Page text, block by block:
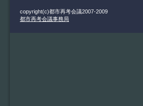
copyright(c)都市再考会議2007-2009
都市再考会議事務局